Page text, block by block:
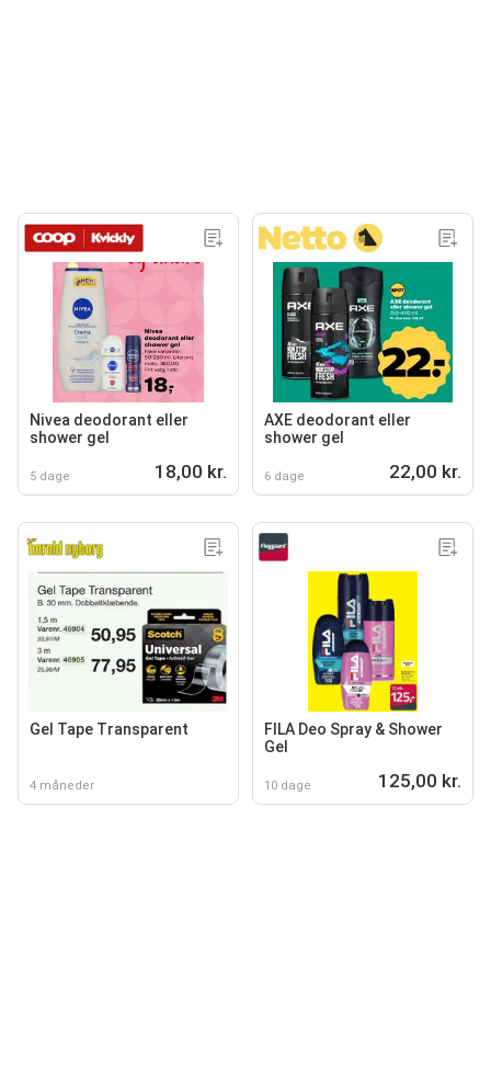
Nivea deodorant eller
shower gel
5 dage 18,00 kr.
AXE deodorant eller
shower gel
6 dage 22,00 kr.
Gel Tape Transparent
4 måneder
FILA Deo Spray & Shower
Gel
10 dage 125,00 kr.